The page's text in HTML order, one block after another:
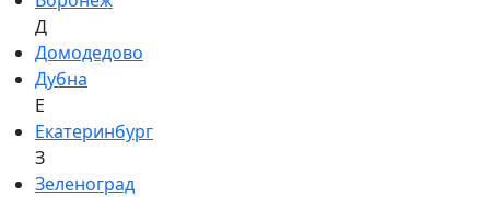
Д
Домодедово
Дубна
Е
Екатеринбург
З
Зеленоград